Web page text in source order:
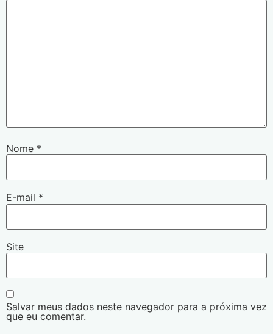
Nome *
E-mail *
Site
Salvar meus dados neste navegador para a próxima vez
que eu comentar.